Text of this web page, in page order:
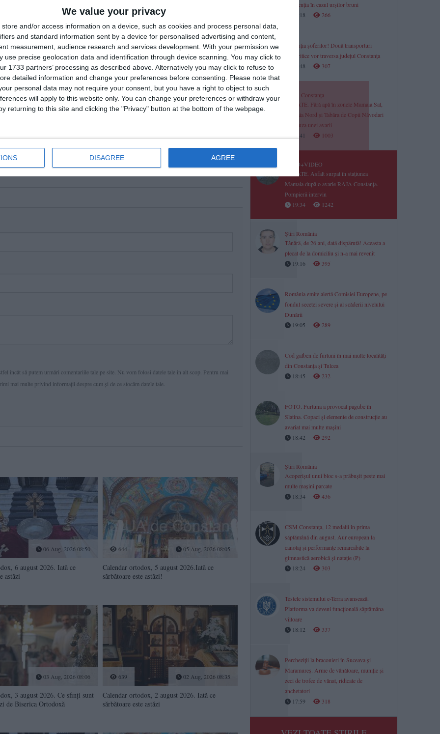
We value your privacy
store and/or access information on a device, such as cookies and process personal data,
and standard information sent by a device for personalised advertising and content,
measurement, audience research and services development. With your permission we
use precise geolocation data and identification through device scanning. You may click to
1733 partners’ processing as described above. Alternatively you may click to refuse to
detailed information and change your preferences before consenting.
Please note that
personal data may not require your consent, but you have a right to object to such
will apply to this website only. You can change your preferences or withdraw your
returning to this site and clicking the "Privacy" button at the bottom of the webpage.
DISAGREE AGREE
nostru Avxivie, care în pace s-a săvârşit.
mântuieşte pe noi. Amin.
pe Google News Urmărește-ne pe Whatsapp
a placut articolul?
încât să putem urmări comentariile tale pe site. Nu vom folosi datele tale în alt scop. Pentru mai
mai multe privind informaţii despre cum și de ce stocăm datele tale.
06 Aug, 2026 08:50
6 august 2026. Iată ce
astăzi
644 05 Aug, 2026 08:05
Calendar ortodox, 5 august 2026.Iată ce
sărbătoare este astăzi!
03 Aug, 2026 08:06
3 august 2026. Ce sfinți sunt
de Biserica Ortodoxă
639 02 Aug, 2026 08:35
Calendar ortodox, 2 august 2026. Iată ce
sărbătoare este astăzi
intervenția în cazul urșilor bruni
20:18
266
În atenția șoferilor! Două transporturi
agabaritice vor traversa județul Constanța
19:48
307
RAJA Constanța
UPDATE. Fără apă în zonele Mamaia Sat,
Mamaia Nord și Tabăra de Copii Năvodari
din cauza unei avarii
19:41
1003
FOTO+VIDEO
UPDATE. Asfalt surpat în stațiunea
Mamaia după o avarie RAJA Constanța.
Pompierii intervin
19:34
1242
Știri România
Tânără, de 26 ani, dată dispărută! Aceasta a
plecat de la domiciliu și n-a mai revenit
19:16
395
România emite alertă Comisiei Europene, pe
fondul secetei severe și al scăderii nivelului
Dunării
19:05
289
Cod galben de furtuni în mai multe localități
din Constanța și Tulcea
18:45
232
FOTO. Furtuna a provocat pagube în
Slatina. Copaci și elemente de construcție au
avariat mai multe mașini
18:42
292
Știri România
Acoperișul unui bloc s-a prăbușit peste mai
multe mașini parcate
18:34
436
CSM Constanța, 12 medalii în prima
săptămână din august. Aur european la
canotaj și performanțe remarcabile la
gimnastică aerobică și natație (P)
18:24
303
Testele sistemului e-Terra avansează.
Platforma va deveni funcțională săptămâna
viitoare
18:12
337
Percheziții la braconieri în Suceava și
Maramureș. Arme de vânătoare, muniție și
zeci de trofee de vânat, ridicate de
anchetatori
17:59
318